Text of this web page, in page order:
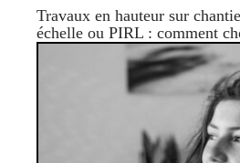
Travaux en hauteur sur
échelle ou PIRL : comment